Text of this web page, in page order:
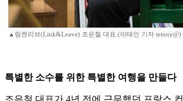
▲링켄리브(Link&Leave) 조은철 대표.(이태인 기자 teinny@)
특별한 소수를 위한 특별한 여행을 만들다